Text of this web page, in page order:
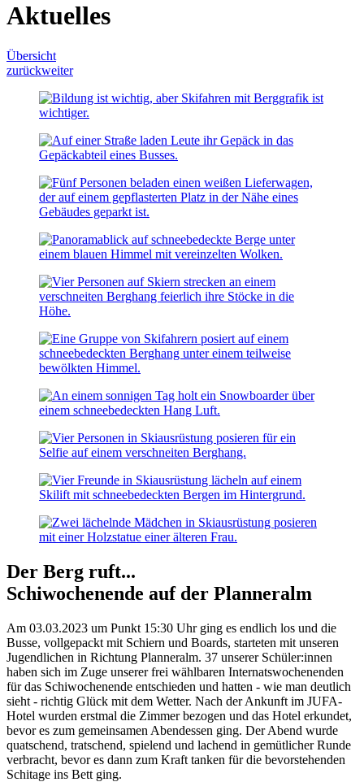
Aktuelles
Übersicht
zurückweiter
Der Berg ruft...
Schiwochenende auf der Planneralm
Am 03.03.2023 um Punkt 15:30 Uhr ging es endlich los und die
Busse, vollgepackt mit Schiern und Boards, starteten mit unseren
Jugendlichen in Richtung Planneralm. 37 unserer Schüler:innen
haben sich im Zuge unserer frei wählbaren Internatswochenenden
für das Schiwochenende entschieden und hatten - wie man deutlich
sieht - richtig Glück mit dem Wetter. Nach der Ankunft im JUFA-
Hotel wurden erstmal die Zimmer bezogen und das Hotel erkundet,
bevor es zum gemeinsamen Abendessen ging. Der Abend wurde
quatschend, tratschend, spielend und lachend in gemütlicher Runde
verbracht, bevor es dann zum Kraft tanken für die bevorstehenden
Schitage ins Bett ging.